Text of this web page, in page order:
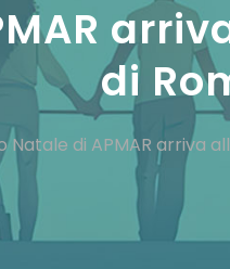
di
Natale di APMAR arriva